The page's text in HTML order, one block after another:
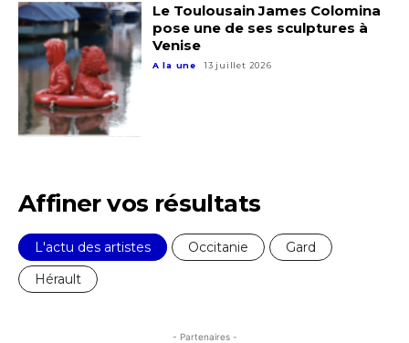
J'accepte lestermes et conditions
* Champ obligatoire
Le Toulousain James Colomina
pose une de ses sculptures à
Venise
A la une 13 juillet 2026
Affiner vos résultats
L'actu des artistes Occitanie
Gard
Hérault
- Partenaires -